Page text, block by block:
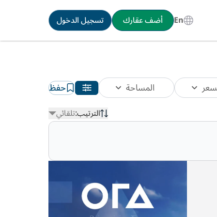
En أضف عقارك تسجيل الدخول
المساحة حفظ
الترتيب:تلقائي